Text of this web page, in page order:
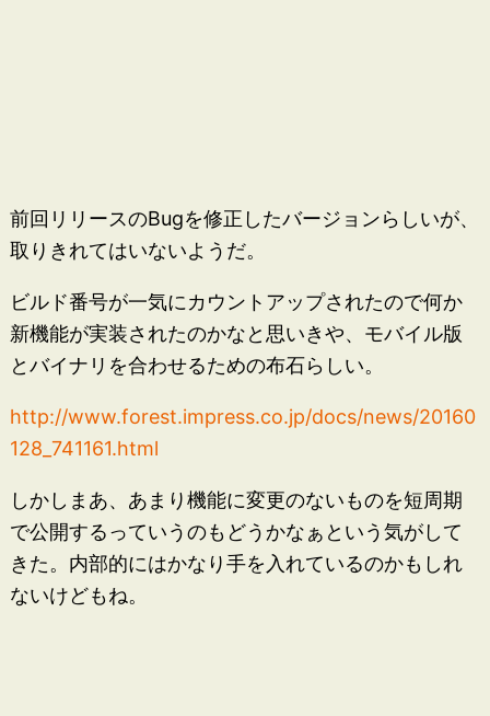
前回リリースのBugを修正したバージョンらしいが、
取りきれてはいないようだ。
ビルド番号が一気にカウントアップされたので何か
新機能が実装されたのかなと思いきや、モバイル版
とバイナリを合わせるための布石らしい。
http://www.forest.impress.co.jp/docs/news/20160
128_741161.html
しかしまあ、あまり機能に変更のないものを短周期
で公開するっていうのもどうかなぁという気がして
きた。内部的にはかなり手を入れているのかもしれ
ないけどもね。